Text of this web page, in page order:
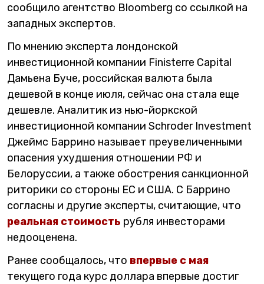
сообщило агентство Bloomberg со ссылкой на
западных экспертов.
По мнению эксперта лондонской
инвестиционной компании Finisterre Capital
Дамьена Буче, российская валюта была
дешевой в конце июля, сейчас она стала еще
дешевле. Аналитик из нью-йоркской
инвестиционной компании Schroder Investment
Джеймс Баррино называет преувеличенными
опасения ухудшения отношении РФ и
Белоруссии, а также обострения санкционной
риторики со стороны ЕС и США. С Баррино
согласны и другие эксперты, считающие, что
реальная стоимость рубля инвесторами
недооценена.
Ранее сообщалось, что впервые с мая
текущего года курс доллара впервые достиг